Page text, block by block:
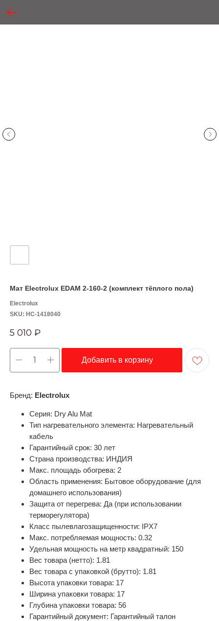
Мат Electrolux EDAM 2-160-2 (комплект тёплого пола)
Electrolux
SKU: НС-1418040
5 010 ₽
Добавить в корзину
Бренд: Electrolux
Серия: Dry Alu Mat
Тип нагревательного элемента: Нагревательный
кабель
Гарантийный срок: 30 лет
Страна производства: ИНДИЯ
Макс. площадь обогрева: 2
Область применения: Бытовое оборудование (для
домашнего использования)
Защита от перегрева: Да (при использовании
терморегулятора)
Класс пылевлагозащищенности: IPX7
Макс. потребляемая мощность: 0.32
Удельная мощность на метр квадратный: 150
Вес товара (нетто): 1.81
Вес товара с упаковкой (брутто): 1.81
Высота упаковки товара: 17
Ширина упаковки товара: 17
Глубина упаковки товара: 56
Гарантийный документ: Гарантийный талон